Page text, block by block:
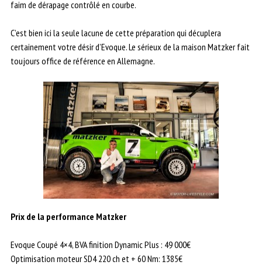
faim de dérapage contrôlé en courbe.
C’est bien ici la seule lacune de cette préparation qui décuplera
certainement votre désir d’Evoque. Le sérieux de la maison Matzker fait
toujours office de référence en Allemagne.
Prix de la performance Matzker
Evoque Coupé 4×4, BVA finition Dynamic Plus : 49 000€
Optimisation moteur SD4 220 ch et + 60 Nm: 1385€